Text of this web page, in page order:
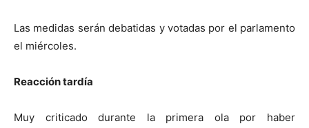
Las medidas serán debatidas y votadas por el parlamento
el miércoles.
Reacción tardía
Muy criticado durante la primera ola por haber